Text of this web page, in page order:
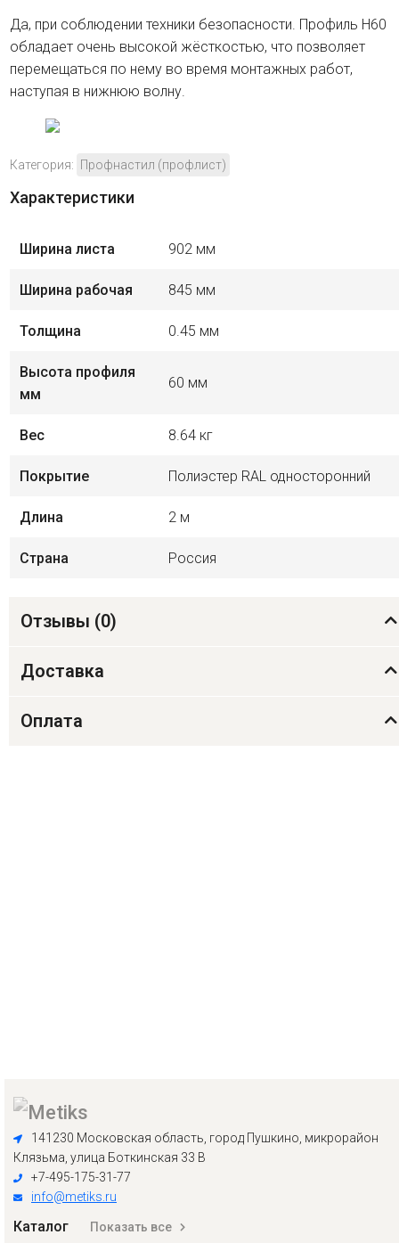
Да, при соблюдении техники безопасности. Профиль H60
обладает очень высокой жёсткостью, что позволяет
перемещаться по нему во время монтажных работ,
наступая в нижнюю волну.
Категория: Профнастил (профлист)
Характеристики
Ширина листа 902 мм
Ширина рабочая 845 мм
Толщина 0.45 мм
Высота профиля
мм
60 мм
Вес 8.64 кг
Покрытие Полиэстер RAL односторонний
Длина 2 м
Страна Россия
Отзывы (0)
Доставка
Оплата
141230 Московская область, город Пушкино, микрорайон
Клязьма, улица Боткинская 33 В
+7-495-175-31-77
info@metiks.ru
Каталог Показать все